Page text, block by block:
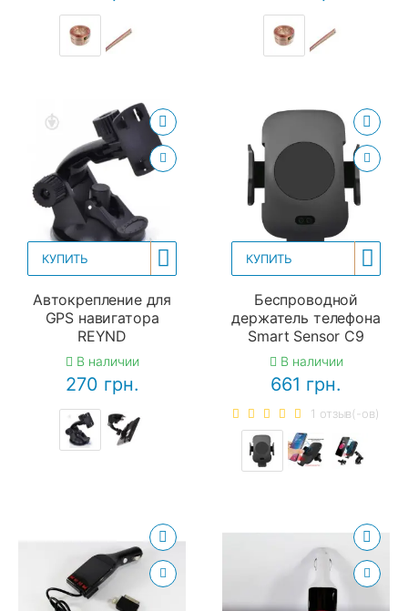
КУПИТЬ
Автокрепление для
GPS навигатора
REYND
В наличии
270 грн.
КУПИТЬ
Беспроводной
держатель телефона
Smart Sensor С9
В наличии
661 грн.
1 отзыв(-ов)